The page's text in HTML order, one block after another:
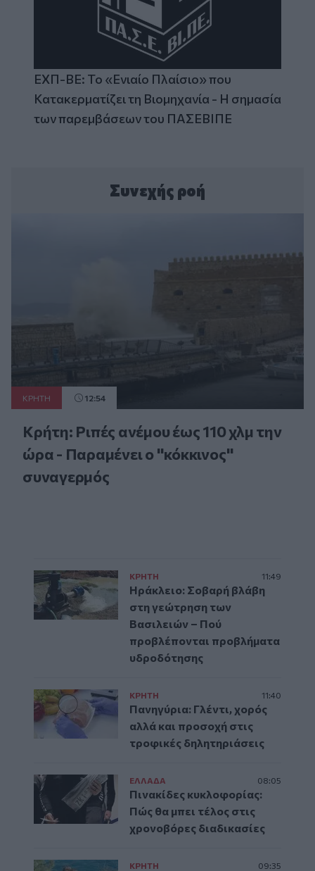
ΕΧΠ-ΒΕ: Το «Ενιαίο Πλαίσιο» που
Κατακερματίζει τη Βιομηχανία - Η σημασία
των παρεμβάσεων του ΠΑΣΕΒΙΠΕ
Συνεχής ροή
ΚΡΗΤΗ 12:54
Κρήτη: Ριπές ανέμου έως 110 χλμ την
ώρα - Παραμένει ο "κόκκινος"
συναγερμός
ΚΡΗΤΗ 11:49
Ηράκλειο: Σοβαρή βλάβη
στη γεώτρηση των
Βασιλειών – Πού
προβλέπονται προβλήματα
υδροδότησης
ΚΡΗΤΗ 11:40
Πανηγύρια: Γλέντι, χορός
αλλά και προσοχή στις
τροφικές δηλητηριάσεις
ΕΛΛAΔΑ 08:05
Πινακίδες κυκλοφορίας:
Πώς θα μπει τέλος στις
χρονοβόρες διαδικασίες
ΚΡΗΤΗ 09:35